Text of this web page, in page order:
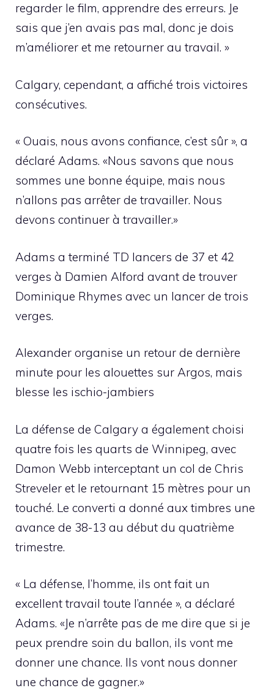
regarder le film, apprendre des erreurs. Je
sais que j’en avais pas mal, donc je dois
m’améliorer et me retourner au travail. »
Calgary, cependant, a affiché trois victoires
consécutives.
« Ouais, nous avons confiance, c’est sûr », a
déclaré Adams. «Nous savons que nous
sommes une bonne équipe, mais nous
n’allons pas arrêter de travailler. Nous
devons continuer à travailler.»
Adams a terminé TD lancers de 37 et 42
verges à Damien Alford avant de trouver
Dominique Rhymes avec un lancer de trois
verges.
Alexander organise un retour de dernière
minute pour les alouettes sur Argos, mais
blesse les ischio-jambiers
La défense de Calgary a également choisi
quatre fois les quarts de Winnipeg, avec
Damon Webb interceptant un col de Chris
Streveler et le retournant 15 mètres pour un
touché. Le converti a donné aux timbres une
avance de 38-13 au début du quatrième
trimestre.
« La défense, l’homme, ils ont fait un
excellent travail toute l’année », a déclaré
Adams. «Je n’arrête pas de me dire que si je
peux prendre soin du ballon, ils vont me
donner une chance. Ils vont nous donner
une chance de gagner.»